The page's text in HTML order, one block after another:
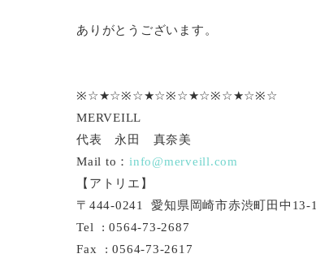
ありがとうございます。
※☆★☆※☆★☆※☆★☆※☆★☆※☆
MERVEILL
代表 永田 真奈美
Mail to：info@merveill.com
【アトリエ】
〒444-0241 愛知県岡崎市赤渋町田中13-1
Tel : 0564-73-2687
Fax : 0564-73-2617